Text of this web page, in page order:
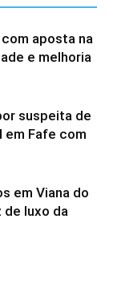
aposta na
e melhoria
suspeita de
Fafe com
em Viana do
de luxo da